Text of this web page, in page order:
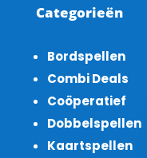
Categorieën
Bordspellen
Combi Deals
Coöperatief
Dobbelspellen
Kaartspellen